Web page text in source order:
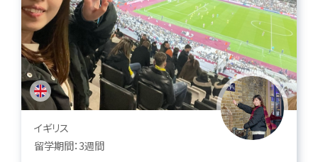
イギリス
留学期間：3週間